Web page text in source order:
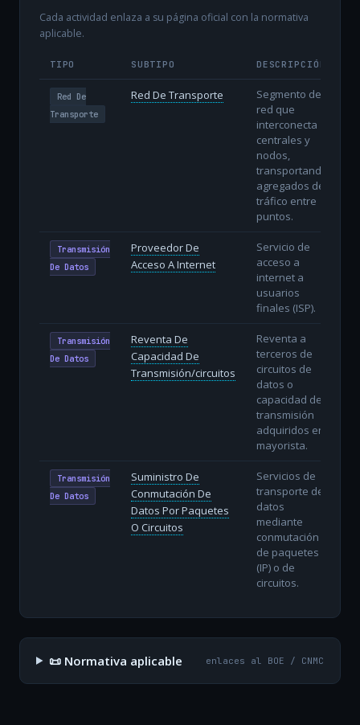
Cada actividad enlaza a su página oficial con la normativa
aplicable.
TIPO SUBTIPO DESCRIPCIÓN
Red De
Transporte
Red De Transporte
Segmento de
red que
interconecta
centrales y
nodos,
transportando
agregados de
tráfico entre
puntos.
Transmisión
De Datos
Proveedor De
Acceso A Internet
Servicio de
acceso a
internet a
usuarios
finales (ISP).
Transmisión
De Datos
Reventa De
Capacidad De
Transmisión/circuitos
Reventa a
terceros de
circuitos de
datos o
capacidad de
transmisión
adquiridos en
mayorista.
Transmisión
De Datos
Suministro De
Conmutación De
Datos Por Paquetes
O Circuitos
Servicios de
transporte de
datos
mediante
conmutación
de paquetes
(IP) o de
circuitos.
📜 Normativa aplicable enlaces al BOE / CNMC